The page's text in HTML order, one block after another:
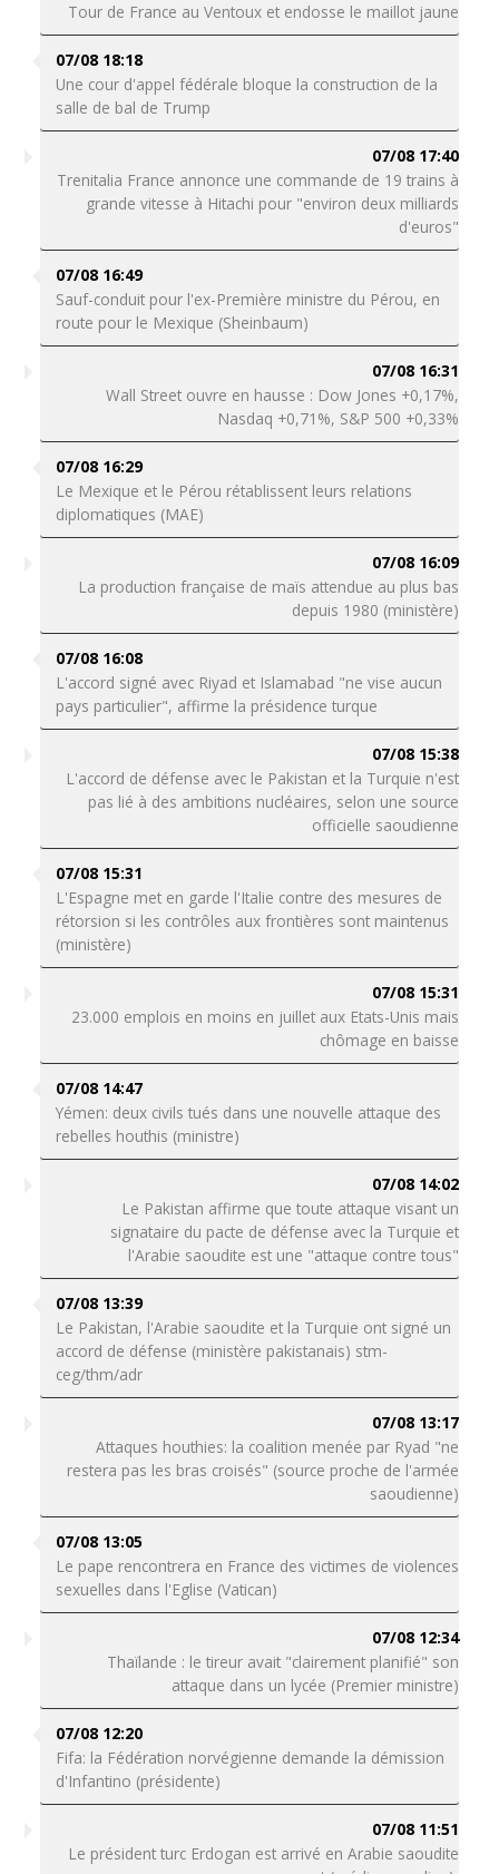
Tour de France au Ventoux et endosse le maillot jaune
07/08 18:18
Une cour d'appel fédérale bloque la construction de la
salle de bal de Trump
07/08 17:40
Trenitalia France annonce une commande de 19 trains à
grande vitesse à Hitachi pour "environ deux milliards
d'euros"
07/08 16:49
Sauf-conduit pour l'ex-Première ministre du Pérou, en
route pour le Mexique (Sheinbaum)
07/08 16:31
Wall Street ouvre en hausse : Dow Jones +0,17%,
Nasdaq +0,71%, S&P 500 +0,33%
07/08 16:29
Le Mexique et le Pérou rétablissent leurs relations
diplomatiques (MAE)
07/08 16:09
La production française de maïs attendue au plus bas
depuis 1980 (ministère)
07/08 16:08
L'accord signé avec Riyad et Islamabad "ne vise aucun
pays particulier", affirme la présidence turque
07/08 15:38
L'accord de défense avec le Pakistan et la Turquie n'est
pas lié à des ambitions nucléaires, selon une source
officielle saoudienne
07/08 15:31
L'Espagne met en garde l'Italie contre des mesures de
rétorsion si les contrôles aux frontières sont maintenus
(ministère)
07/08 15:31
23.000 emplois en moins en juillet aux Etats-Unis mais
chômage en baisse
07/08 14:47
Yémen: deux civils tués dans une nouvelle attaque des
rebelles houthis (ministre)
07/08 14:02
Le Pakistan affirme que toute attaque visant un
signataire du pacte de défense avec la Turquie et
l'Arabie saoudite est une "attaque contre tous"
07/08 13:39
Le Pakistan, l'Arabie saoudite et la Turquie ont signé un
accord de défense (ministère pakistanais) stm-
ceg/thm/adr
07/08 13:17
Attaques houthies: la coalition menée par Ryad "ne
restera pas les bras croisés" (source proche de l'armée
saoudienne)
07/08 13:05
Le pape rencontrera en France des victimes de violences
sexuelles dans l'Eglise (Vatican)
07/08 12:34
Thaïlande : le tireur avait "clairement planifié" son
attaque dans un lycée (Premier ministre)
07/08 12:20
Fifa: la Fédération norvégienne demande la démission
d'Infantino (présidente)
07/08 11:51
Le président turc Erdogan est arrivé en Arabie saoudite